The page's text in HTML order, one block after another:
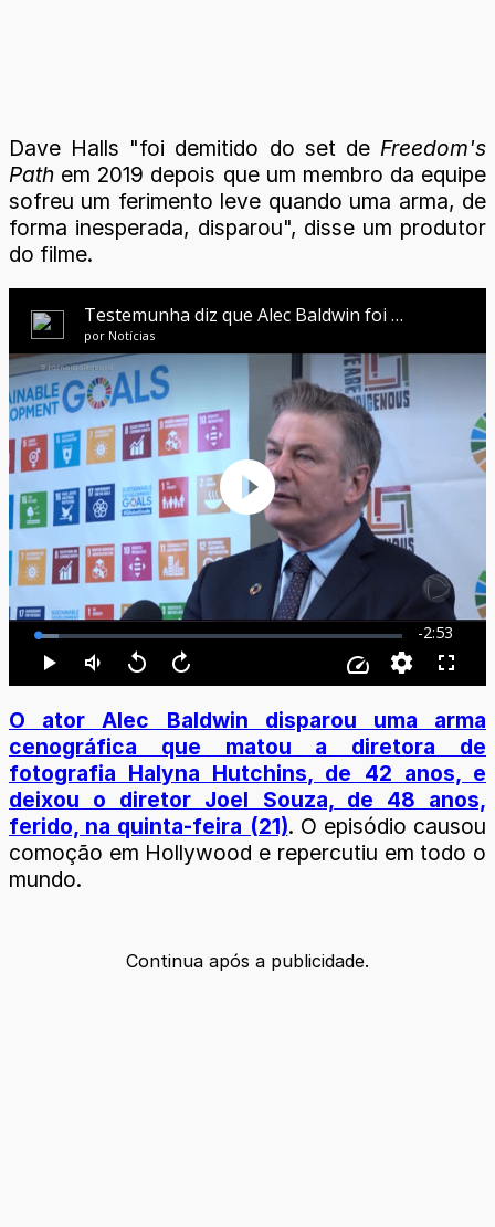
Dave Halls "foi demitido do set de Freedom's
Path em 2019 depois que um membro da equipe
sofreu um ferimento leve quando uma arma, de
forma inesperada, disparou", disse um produtor
do filme.
O ator Alec Baldwin disparou uma arma
cenográfica que matou a diretora de
fotografia Halyna Hutchins, de 42 anos, e
deixou o diretor Joel Souza, de 48 anos,
ferido, na quinta-feira (21). O episódio causou
comoção em Hollywood e repercutiu em todo o
mundo.
Continua após a publicidade.